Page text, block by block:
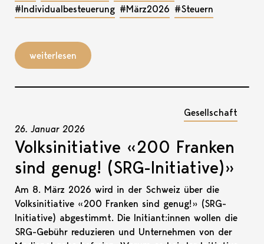
#Individualbesteuerung #März2026 #Steuern
weiterlesen
Gesellschaft
26. Januar 2026
Volksinitiative «200 Franken
sind genug! (SRG-Initiative)»
Am 8. März 2026 wird in der Schweiz über die
Volksinitiative «200 Franken sind genug!» (SRG-
Initiative) abgestimmt. Die Initiant:innen wollen die
SRG-Gebühr reduzieren und Unternehmen von der